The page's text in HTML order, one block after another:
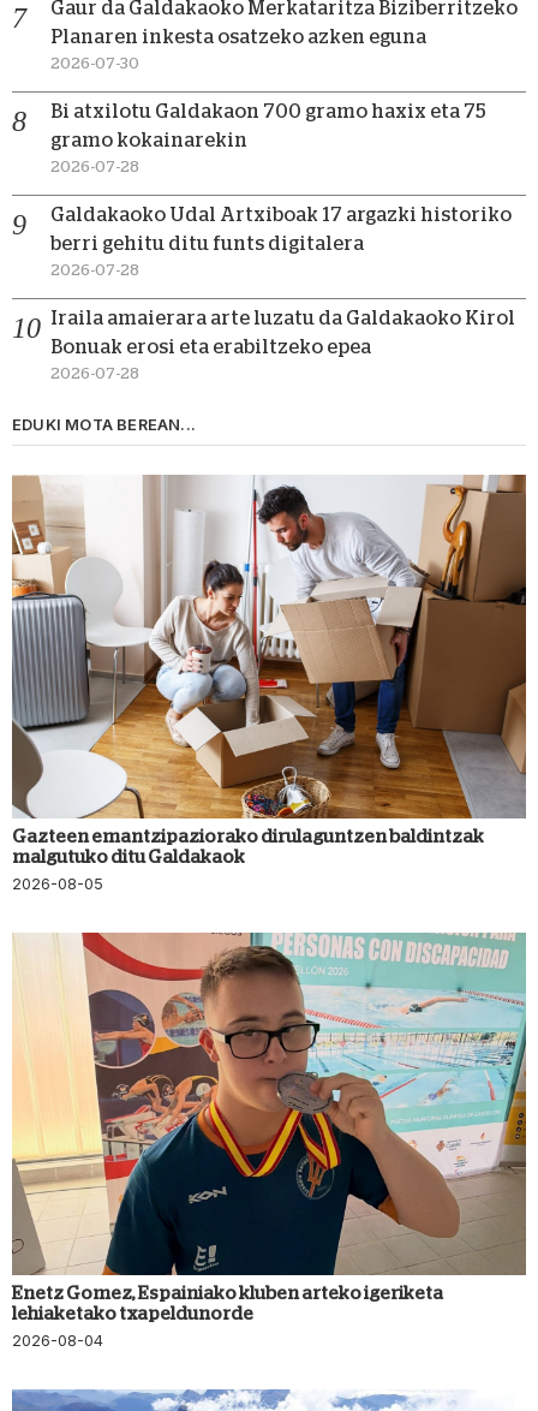
Gaur da Galdakaoko Merkataritza Biziberritzeko
Planaren inkesta osatzeko azken eguna
2026-07-30
Bi atxilotu Galdakaon 700 gramo haxix eta 75
gramo kokainarekin
2026-07-28
Galdakaoko Udal Artxiboak 17 argazki historiko
berri gehitu ditu funts digitalera
2026-07-28
Iraila amaierara arte luzatu da Galdakaoko Kirol
Bonuak erosi eta erabiltzeko epea
2026-07-28
EDUKI MOTA BEREAN...
Gazteen emantzipaziorako dirulaguntzen baldintzak
malgutuko ditu Galdakaok
2026-08-05
Enetz Gomez, Espainiako kluben arteko igeriketa
lehiaketako txapeldunorde
2026-08-04